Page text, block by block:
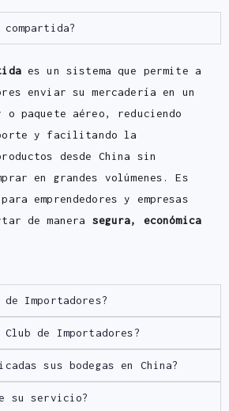
es un sistema que permite a
enviar su mercadería en un
o paquete aéreo, reduciendo
y facilitando la
desde China sin
en grandes volúmenes. Es
emprendedores y empresas
de manera segura, económica
Importadores?
Club de Importadores?
sus bodegas en China?
su servicio?